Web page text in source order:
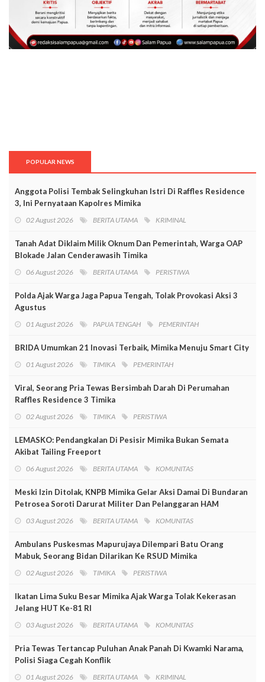
POPULAR NEWS
Anggota Polisi Tembak Selingkuhan Istri Di Raffles Residence
3, Ini Pernyataan Kapolres Mimika
02 August 2026 BERITA UTAMA KRIMINAL
Tanah Adat Diklaim Milik Oknum Dan Pemerintah, Warga OAP
Blokade Jalan Cenderawasih Timika
06 August 2026 BERITA UTAMA PERISTIWA
Polda Ajak Warga Jaga Papua Tengah, Tolak Provokasi Aksi 3
Agustus
01 August 2026 PAPUA TENGAH PEMERINTAH
BRIDA Umumkan 21 Inovasi Terbaik, Mimika Menuju Smart City
01 August 2026 TIMIKA PEMERINTAH
Viral, Seorang Pria Tewas Bersimbah Darah Di Perumahan
Raffles Residence 3 Timika
02 August 2026 TIMIKA PERISTIWA
LEMASKO: Pendangkalan Di Pesisir Mimika Bukan Semata
Akibat Tailing Freeport
06 August 2026 BERITA UTAMA KOMUNITAS
Meski Izin Ditolak, KNPB Mimika Gelar Aksi Damai Di Bundaran
Petrosea Soroti Darurat Militer Dan Pelanggaran HAM
03 August 2026 BERITA UTAMA KOMUNITAS
Ambulans Puskesmas Mapurujaya Dilempari Batu Orang
Mabuk, Seorang Bidan Dilarikan Ke RSUD Mimika
02 August 2026 TIMIKA PERISTIWA
Ikatan Lima Suku Besar Mimika Ajak Warga Tolak Kekerasan
Jelang HUT Ke-81 RI
03 August 2026 BERITA UTAMA KOMUNITAS
Pria Tewas Tertancap Puluhan Anak Panah Di Kwamki Narama,
Polisi Siaga Cegah Konflik
01 August 2026 BERITA UTAMA KRIMINAL